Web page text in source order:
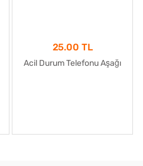
25.00 TL
Acil Durum Telefonu Aşağı